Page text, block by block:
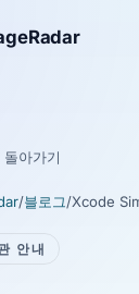
아가기
/블로그/Xcode
안내